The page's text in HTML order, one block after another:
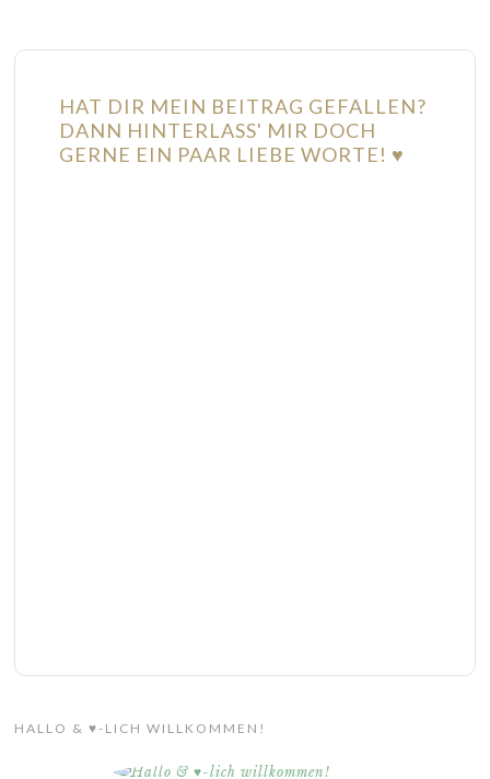
HAT DIR MEIN BEITRAG GEFALLEN?
DANN HINTERLASS' MIR DOCH
GERNE EIN PAAR LIEBE WORTE! ♥
HALLO & ♥-LICH WILLKOMMEN!